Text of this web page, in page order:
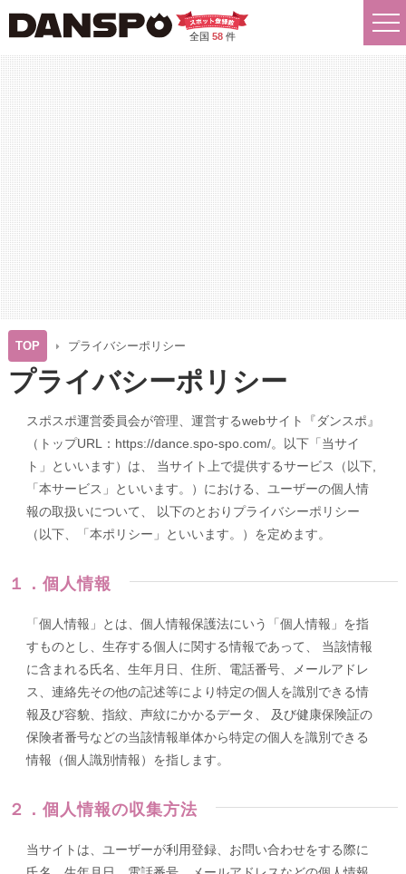
全国 58件
TOP プライバシーポリシー
プライバシーポリシー
スポスポ運営委員会が管理、運営するwebサイト『ダンスポ』
（トップURL：https://dance.spo-spo.com/。以下「当サイ
ト」といいます）は、 当サイト上で提供するサービス（以下,
「本サービス」といいます。）における、ユーザーの個人情
報の取扱いについて、 以下のとおりプライバシーポリシー
（以下、「本ポリシー」といいます。）を定めます。
１．個人情報
「個人情報」とは、個人情報保護法にいう「個人情報」を指
すものとし、生存する個人に関する情報であって、 当該情報
に含まれる氏名、生年月日、住所、電話番号、メールアドレ
ス、連絡先その他の記述等により特定の個人を識別できる情
報及び容貌、指紋、声紋にかかるデータ、 及び健康保険証の
保険者番号などの当該情報単体から特定の個人を識別できる
情報（個人識別情報）を指します。
２．個人情報の収集方法
当サイトは、ユーザーが利用登録、お問い合わせをする際に